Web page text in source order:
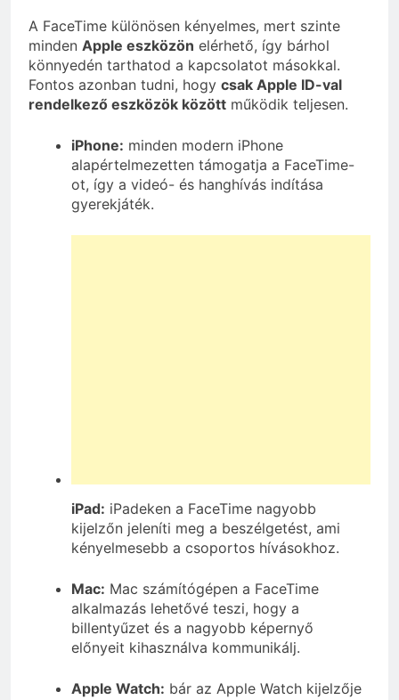
A FaceTime különösen kényelmes, mert szinte
minden Apple eszközön elérhető, így bárhol
könnyedén tarthatod a kapcsolatot másokkal.
Fontos azonban tudni, hogy csak Apple ID-val
rendelkező eszközök között működik teljesen.
iPhone: minden modern iPhone
alapértelmezetten támogatja a FaceTime-
ot, így a videó- és hanghívás indítása
gyerekjáték.
iPad: iPadeken a FaceTime nagyobb
kijelzőn jeleníti meg a beszélgetést, ami
kényelmesebb a csoportos hívásokhoz.
Mac: Mac számítógépen a FaceTime
alkalmazás lehetővé teszi, hogy a
billentyűzet és a nagyobb képernyő
előnyeit kihasználva kommunikálj.
Apple Watch: bár az Apple Watch kijelzője